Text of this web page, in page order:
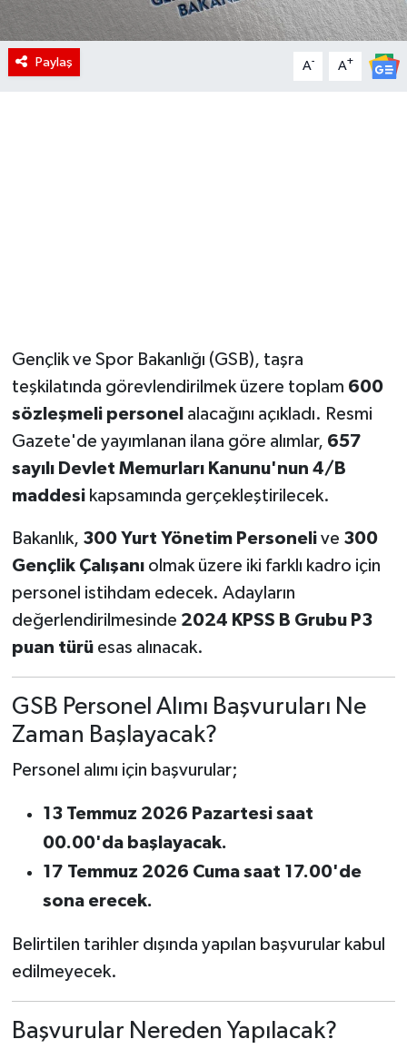
Paylaş A- A+
Gençlik ve Spor Bakanlığı (GSB), taşra
teşkilatında görevlendirilmek üzere toplam 600
sözleşmeli personel alacağını açıkladı. Resmi
Gazete'de yayımlanan ilana göre alımlar, 657
sayılı Devlet Memurları Kanunu'nun 4/B
maddesikapsamında gerçekleştirilecek.
Bakanlık, 300 Yurt Yönetim Personelive 300
Gençlik Çalışanıolmak üzere iki farklı kadro için
personel istihdam edecek. Adayların
değerlendirilmesinde 2024 KPSS B Grubu P3
puan türüesas alınacak.
GSB Personel Alımı Başvuruları Ne
Zaman Başlayacak?
Personel alımı için başvurular;
13 Temmuz 2026 Pazartesi saat
00.00'da başlayacak.
17 Temmuz 2026 Cuma saat 17.00'de
sona erecek.
Belirtilen tarihler dışında yapılan başvurular kabul
edilmeyecek.
Başvurular Nereden Yapılacak?